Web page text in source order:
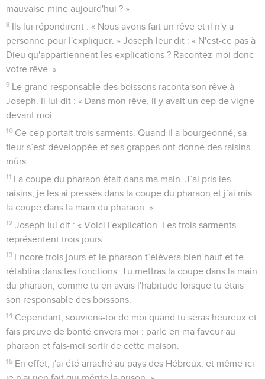
mauvaise mine aujourd'hui ? »
8 Ils lui répondirent : « Nous avons fait un rêve et il n'y a
personne pour l'expliquer. » Joseph leur dit : « N'est-ce pas à
Dieu qu'appartiennent les explications ? Racontez-moi donc
votre rêve. »
9 Le grand responsable des boissons raconta son rêve à
Joseph. Il lui dit : « Dans mon rêve, il y avait un cep de vigne
devant moi.
10 Ce cep portait trois sarments. Quand il a bourgeonné, sa
fleur s’est développée et ses grappes ont donné des raisins
mûrs.
11 La coupe du pharaon était dans ma main. J’ai pris les
raisins, je les ai pressés dans la coupe du pharaon et j’ai mis
la coupe dans la main du pharaon. »
12 Joseph lui dit : « Voici l'explication. Les trois sarments
représentent trois jours.
13 Encore trois jours et le pharaon t’élèvera bien haut et te
rétablira dans tes fonctions. Tu mettras la coupe dans la main
du pharaon, comme tu en avais l'habitude lorsque tu étais
son responsable des boissons.
14 Cependant, souviens-toi de moi quand tu seras heureux et
fais preuve de bonté envers moi : parle en ma faveur au
pharaon et fais-moi sortir de cette maison.
15 En effet, j'ai été arraché au pays des Hébreux, et même ici